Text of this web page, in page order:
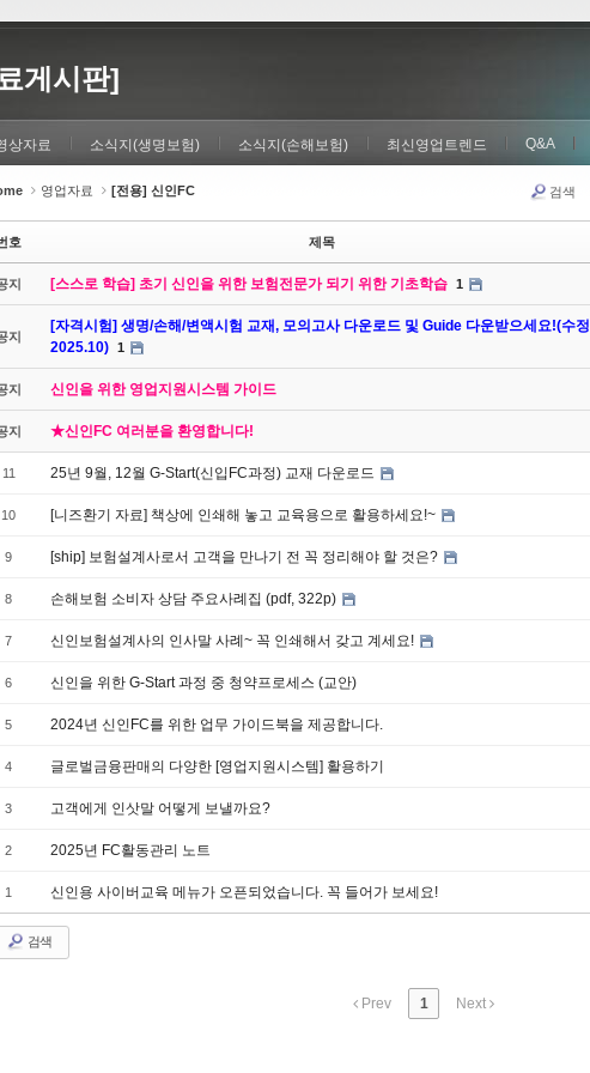
게시판]
상자료 소식지(생명보험) 소식지(손해보험) 최신영업트렌드 Q&A
영업자료 [전용] 신인FC 검색
호 제목
지 [스스로 학습] 초기 신인을 위한 보험전문가 되기 위한 기초학습 1
지
[자격시험] 생명/손해/변액시험 교재, 모의고사 다운로드 및 Guide 다운받으세요!(수정
2025.10) 1
지 신인을 위한 영업지원시스템 가이드
지 ★신인FC 여러분을 환영합니다!
11 25년 9월, 12월 G-Start(신입FC과정) 교재 다운로드
10 [니즈환기 자료] 책상에 인쇄해 놓고 교육용으로 활용하세요!~
9 [ship] 보험설계사로서 고객을 만나기 전 꼭 정리해야 할 것은?
8 손해보험 소비자 상담 주요사례집 (pdf, 322p)
7 신인보험설계사의 인사말 사례~ 꼭 인쇄해서 갖고 계세요!
6 신인을 위한 G-Start 과정 중 청약프로세스 (교안)
5 2024년 신인FC를 위한 업무 가이드북을 제공합니다.
4 글로벌금융판매의 다양한 [영업지원시스템] 활용하기
3 고객에게 인삿말 어떻게 보낼까요?
2 2025년 FC활동관리 노트
1 신인용 사이버교육 메뉴가 오픈되었습니다. 꼭 들어가 보세요!
검색
Prev 1 Next